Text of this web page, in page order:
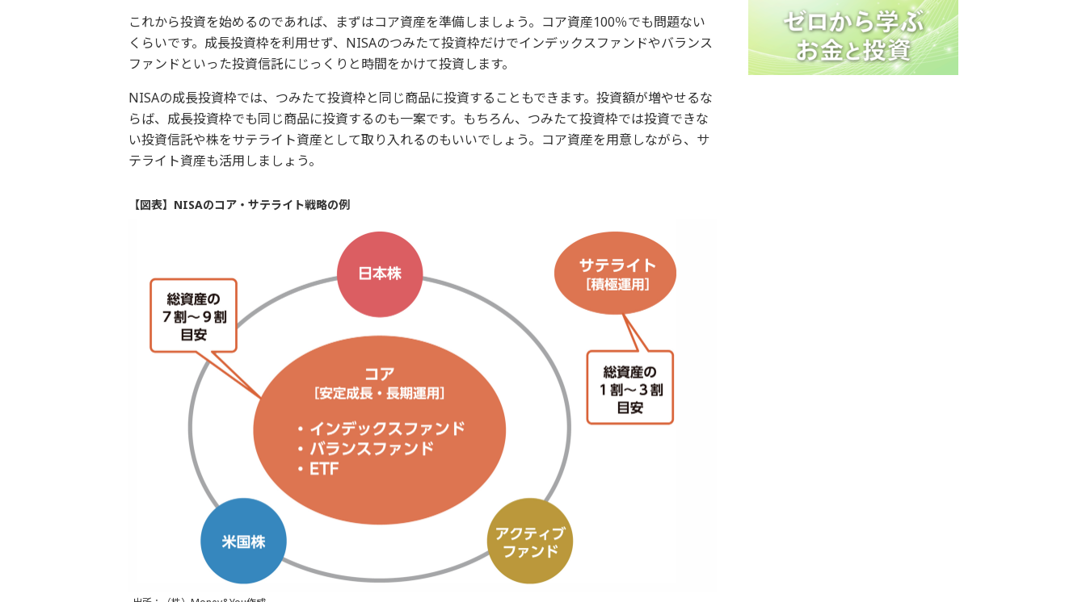
これから投資を始めるのであれば、まずはコア資産を準備しましょう。コア資産100％でも問題ない
くらいです。成長投資枠を利用せず、NISAのつみたて投資枠だけでインデックスファンドやバランス
ファンドといった投資信託にじっくりと時間をかけて投資します。
NISAの成長投資枠では、つみたて投資枠と同じ商品に投資することもできます。投資額が増やせるな
らば、成長投資枠でも同じ商品に投資するのも一案です。もちろん、つみたて投資枠では投資できな
い投資信託や株をサテライト資産として取り入れるのもいいでしょう。コア資産を用意しながら、サ
テライト資産も活用しましょう。
【図表】NISAのコア・サテライト戦略の例